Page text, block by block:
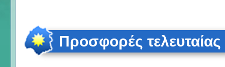
Προσφορές τελευταίας